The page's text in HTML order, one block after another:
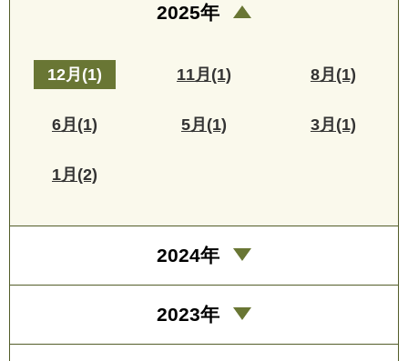
2025年
12月(1) 11月(1) 8月(1)
6月(1) 5月(1) 3月(1)
1月(2)
2024年
2023年